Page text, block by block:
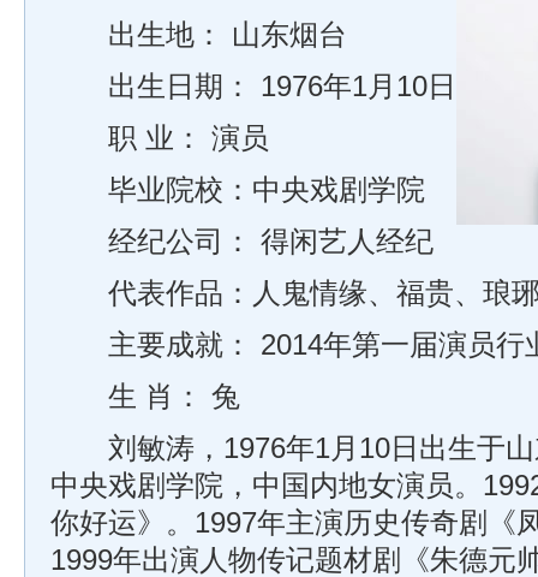
出生地： 山东烟台
出生日期： 1976年1月10日
职 业： 演员
毕业院校：中央戏剧学院
经纪公司： 得闲艺人经纪
代表作品：人鬼情缘、福贵、琅
主要成就： 2014年第一届演员行
生 肖： 兔
刘敏涛，1976年1月10日出生于山
中央戏剧学院，中国内地女演员。
你好运》。1997年主演历史传奇剧《
1999年出演人物传记题材剧《朱德元